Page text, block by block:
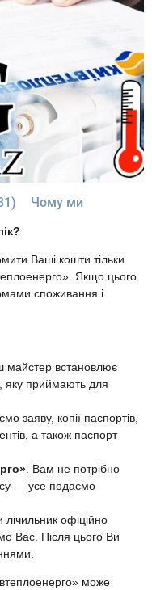
Чому ми
Ваші кошти тільки
Якщо цього
споживання і
майстер встановлює
яку приймають для
заяву, копії паспортів,
а також паспорт
. Вам не потрібно
— усе подаємо
лічильник офіційно
Вас. Після цього Ви
може